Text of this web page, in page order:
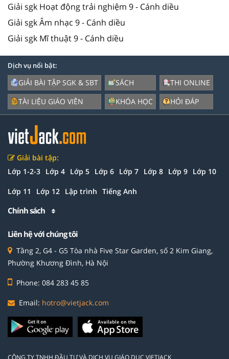
Giải sgk Hoạt động trải nghiệm 9 - Cánh diều
Giải sgk Âm nhạc 9 - Cánh diều
Giải sgk Mĩ thuật 9 - Cánh diều
Dịch vụ nổi bật:
GIẢI BÀI TẬP SGK & SBT
TÀI LIỆU GIÁO VIÊN
SÁCH
KHÓA HỌC
THI ONLINE
HỎI ĐÁP
Giải bài tập:
Lớp 1-2-3 Lớp 4 Lớp 5 Lớp 6 Lớp 7 Lớp 8 Lớp 9 Lớp 10
Lớp 11 Lớp 12 Lập trình Tiếng Anh
Chính sách
Liên hệ với chúng tôi
Tầng 2, G4 - G5 Tòa nhà Five Star Garden, số 2 Kim Giang,
Phường Khương Đình, Hà Nội
Phone: 084 283 45 85
Email: hotro@vietjack.com
CÔNG TY TNHH ĐẦU TƯ VÀ DỊCH VỤ GIÁO DỤC VIETJACK